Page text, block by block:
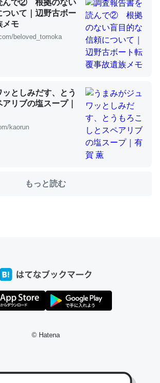
家に置いて４年。でたまに覗いてる。ぼ
してる。電池残量や充電中かが分かるので
るなって分かる。
らいだった遠方の父67歳と僕。ITツール導入で
が劇的に変化した｜tayorini by LIFULL介護
由でEcho Show 8を設定中でした。Prime
かからないですよ。参考：
くらいだった遠方の父67歳と僕。ITツール導入で
んで② 根拠のない
いて｜辺野古ボー
メモ
beloved_tomoka
としみだす、とう
リブの塩スープ｜
kaorun
もっと読む
© Hatena